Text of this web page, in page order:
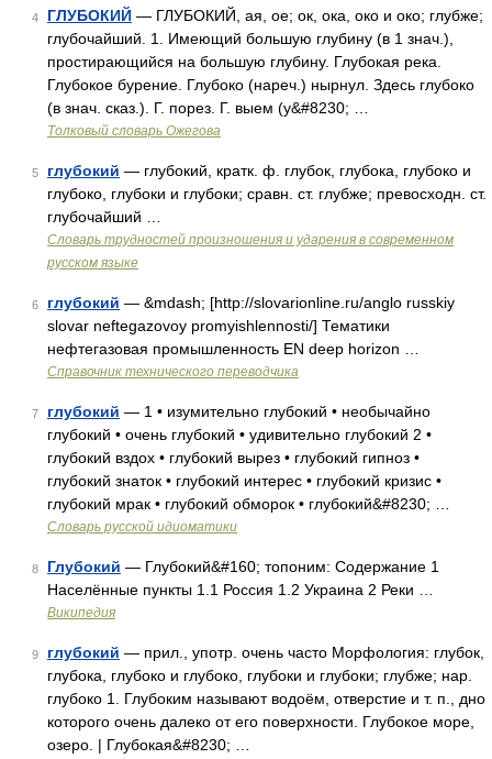
4 ГЛУБОКИЙ — ГЛУБОКИЙ, ая, ое; ок, ока, око и око; глубже;
глубочайший. 1. Имеющий большую глубину (в 1 знач.),
простирающийся на большую глубину. Глубокая река.
Глубокое бурение. Глубоко (нареч.) нырнул. Здесь глубоко
(в знач. сказ.). Г. порез. Г. выем (у&#8230; …
Толковый словарь Ожегова
5 глубокий — глубокий, кратк. ф. глубок, глубока, глубоко и
глубоко, глубоки и глубоки; сравн. ст. глубже; превосходн. ст.
глубочайший …
Словарь трудностей произношения и ударения в современном
русском языке
6 глубокий — &mdash; [http://slovarionline.ru/anglo russkiy
slovar neftegazovoy promyishlennosti/] Тематики
нефтегазовая промышленность EN deep horizon …
Справочник технического переводчика
7 глубокий — 1 • изумительно глубокий • необычайно
глубокий • очень глубокий • удивительно глубокий 2 •
глубокий вздох • глубокий вырез • глубокий гипноз •
глубокий знаток • глубокий интерес • глубокий кризис •
глубокий мрак • глубокий обморок • глубокий&#8230; …
Словарь русской идиоматики
8 Глубокий — Глубокий&#160; топоним: Содержание 1
Населённые пункты 1.1 Россия 1.2 Украина 2 Реки …
Википедия
9 глубокий — прил., употр. очень часто Морфология: глубок,
глубока, глубоко и глубоко, глубоки и глубоки; глубже; нар.
глубоко 1. Глубоким называют водоём, отверстие и т. п., дно
которого очень далеко от его поверхности. Глубокое море,
озеро. | Глубокая&#8230; …